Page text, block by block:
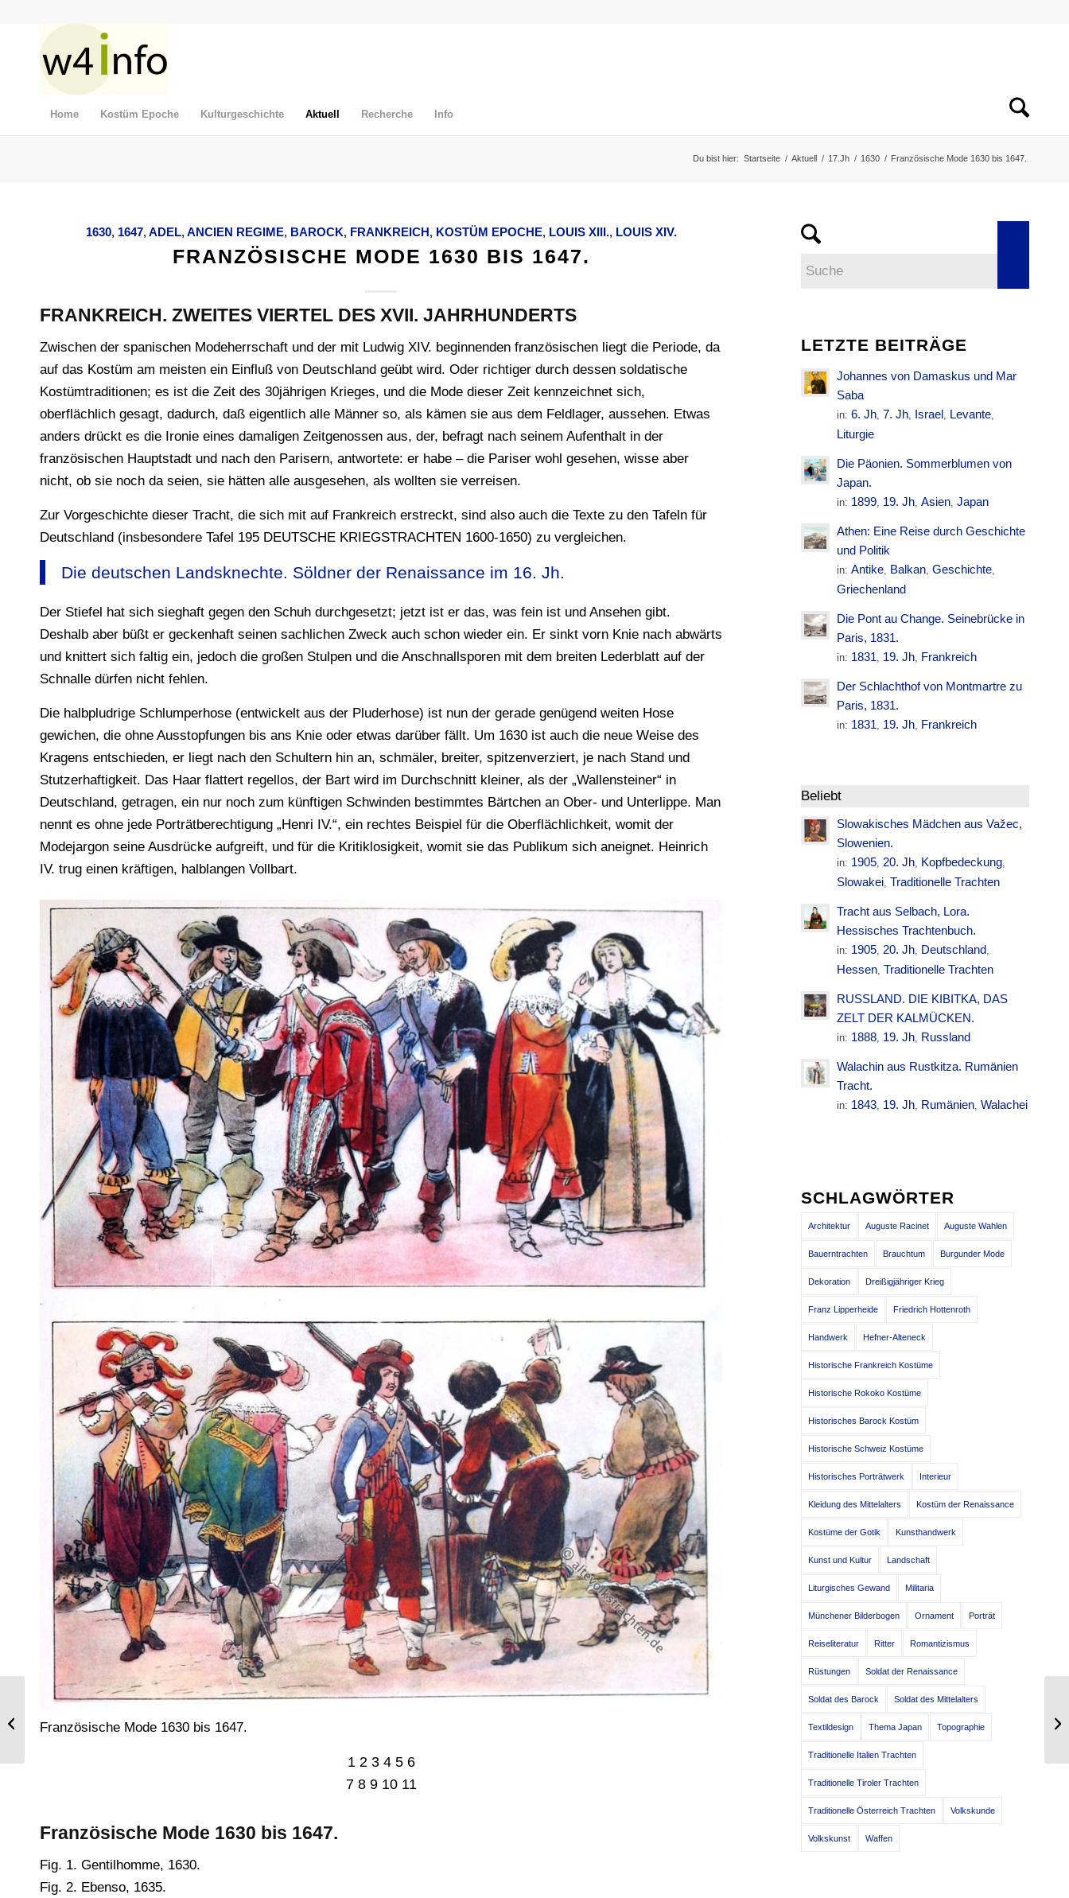
Home Kostüm Epoche Kulturgeschichte Aktuell Recherche Info
Du bist hier: Startseite / Aktuell / 17.Jh / 1630 / Französische Mode 1630 bis 1647.
1630, 1647,ADEL,ANCIEN REGIME, BAROCK, FRANKREICH, KOSTÜM EPOCHE, LOUIS XIII., LOUIS XIV.
FRANZÖSISCHE MODE 1630 BIS 1647.
FRANKREICH. ZWEITES VIERTEL DES XVII. JAHRHUNDERTS
Zwischen der spanischen Modeherrschaft und der mit Ludwig XIV. beginnenden französischen liegt die Periode, da
auf das Kostüm am meisten ein Einfluß von Deutschland geübt wird. Oder richtiger durch dessen soldatische
Kostümtraditionen; es ist die Zeit des 30jährigen Krieges, und die Mode dieser Zeit kennzeichnet sich,
oberflächlich gesagt, dadurch, daß eigentlich alle Männer so, als kämen sie aus dem Feldlager, aussehen. Etwas
anders drückt es die Ironie eines damaligen Zeitgenossen aus, der, befragt nach seinem Aufenthalt in der
französischen Hauptstadt und nach den Parisern, antwortete: er habe – die Pariser wohl gesehen, wisse aber
nicht, ob sie noch da seien, sie hätten alle ausgesehen, als wollten sie verreisen.
Zur Vorgeschichte dieser Tracht, die sich mit auf Frankreich erstreckt, sind also auch die Texte zu den Tafeln für
Deutschland (insbesondere Tafel 195 DEUTSCHE KRIEGSTRACHTEN 1600-1650) zu vergleichen.
Die deutschen Landsknechte. Söldner der Renaissance im 16. Jh.
Der Stiefel hat sich sieghaft gegen den Schuh durchgesetzt; jetzt ist er das, was fein ist und Ansehen gibt.
Deshalb aber büßt er geckenhaft seinen sachlichen Zweck auch schon wieder ein. Er sinkt vorn Knie nach abwärts
und knittert sich faltig ein, jedoch die großen Stulpen und die Anschnallsporen mit dem breiten Lederblatt auf der
Schnalle dürfen nicht fehlen.
Die halbpludrige Schlumperhose (entwickelt aus der Pluderhose) ist nun der gerade genügend weiten Hose
gewichen, die ohne Ausstopfungen bis ans Knie oder etwas darüber fällt. Um 1630 ist auch die neue Weise des
Kragens entschieden, er liegt nach den Schultern hin an, schmäler, breiter, spitzenverziert, je nach Stand und
Stutzerhaftigkeit. Das Haar flattert regellos, der Bart wird im Durchschnitt kleiner, als der „Wallensteiner“ in
Deutschland, getragen, ein nur noch zum künftigen Schwinden bestimmtes Bärtchen an Ober- und Unterlippe. Man
nennt es ohne jede Porträtberechtigung „Henri IV.“, ein rechtes Beispiel für die Oberflächlichkeit, womit der
Modejargon seine Ausdrücke aufgreift, und für die Kritiklosigkeit, womit sie das Publikum sich aneignet. Heinrich
IV. trug einen kräftigen, halblangen Vollbart.
Französische Mode 1630 bis 1647.
1 2 3 4 5 6
7 8 9 10 11
Französische Mode 1630 bis 1647.
Fig. 1. Gentilhomme, 1630.
Fig. 2. Ebenso, 1635.
LETZTE BEITRÄGE
Johannes von Damaskus und Mar
Saba
in:6. Jh, 7. Jh, Israel, Levante,
Liturgie
Die Päonien. Sommerblumen von
Japan.
in: 1899, 19. Jh,Asien,Japan
Athen: Eine Reise durch Geschichte
und Politik
in:Antike, Balkan,Geschichte,
Griechenland
Die Pont au Change. Seinebrücke in
Paris, 1831.
in: 1831, 19. Jh, Frankreich
Der Schlachthof von Montmartre zu
Paris, 1831.
in: 1831, 19. Jh, Frankreich
Beliebt
Slowakisches Mädchen aus Važec,
Slowenien.
in: 1905,20. Jh, Kopfbedeckung,
Slowakei, Traditionelle Trachten
Tracht aus Selbach, Lora.
Hessisches Trachtenbuch.
in: 1905,20. Jh, Deutschland,
Hessen, Traditionelle Trachten
RUSSLAND. DIE KIBITKA, DAS
ZELT DER KALMÜCKEN.
in: 1888, 19. Jh, Russland
Walachin aus Rustkitza. Rumänien
Tracht.
in: 1843, 19. Jh, Rumänien,Walachei
SCHLAGWÖRTER
Architektur Auguste Racinet Auguste Wahlen
Bauerntrachten Brauchtum Burgunder Mode
Dekoration Dreißigjähriger Krieg
Franz Lipperheide Friedrich Hottenroth
Handwerk Hefner-Alteneck
Historische Frankreich Kostüme
Historische Rokoko Kostüme
Historisches Barock Kostüm
Historische Schweiz Kostüme
Historisches Porträtwerk Interieur
Kleidung des Mittelalters Kostüm der Renaissance
Kostüme der Gotik Kunsthandwerk
Kunst und Kultur Landschaft
Liturgisches Gewand Militaria
Münchener Bilderbogen Ornament Porträt
Reiseliteratur Ritter Romantizismus
Rüstungen Soldat der Renaissance
Soldat des Barock Soldat des Mittelalters
Textildesign Thema Japan Topographie
Traditionelle Italien Trachten
Traditionelle Tiroler Trachten
Traditionelle Österreich Trachten Volkskunde
Volkskunst Waffen
1640.